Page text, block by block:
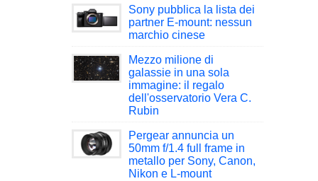
Sony pubblica la lista dei
partner E-mount: nessun
marchio cinese
Mezzo milione di
galassie in una sola
immagine: il regalo
dell'osservatorio Vera C.
Rubin
Pergear annuncia un
50mm f/1.4 full frame in
metallo per Sony, Canon,
Nikon e L-mount